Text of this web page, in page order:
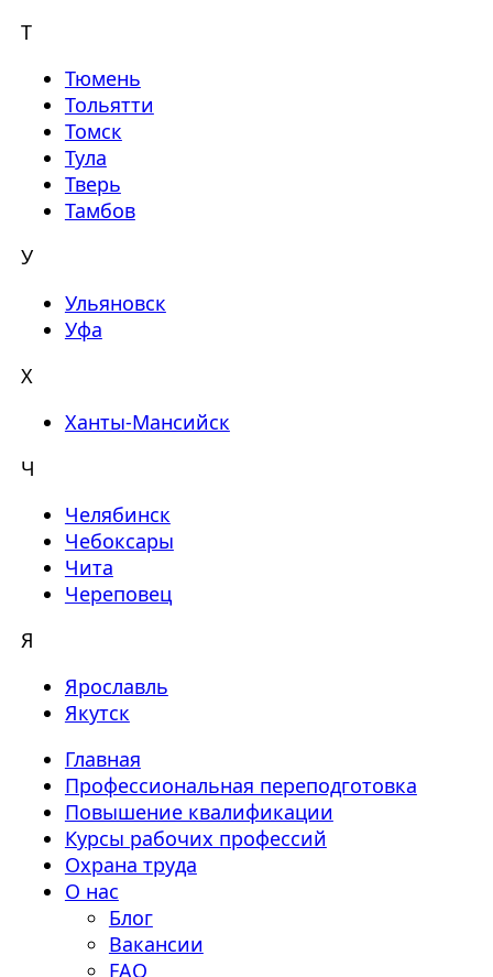
Т
Тюмень
Тольятти
Томск
Тула
Тверь
Тамбов
У
Ульяновск
Уфа
Х
Ханты-Мансийск
Ч
Челябинск
Чебоксары
Чита
Череповец
Я
Ярославль
Якутск
Главная
Профессиональная переподготовка
Повышение квалификации
Курсы рабочих профессий
Охрана труда
О нас
Блог
Вакансии
FAQ